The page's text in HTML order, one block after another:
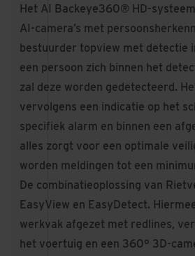
Het AI Backeye360® HD-
AI-camera’s met
bestuurder topview met detectie
een persoon zich binnen het
zal deze worden gedetecteerd.
vervolgens een indicatie op het
specifiek alarm en binnen een
alles zorgt voor een optimale
worden meldingen tot een
De combinatieoplossing van
EasyView en EasyDetect.
werkvak afgezet met redlines,
het voertuig en een 360° 3D-